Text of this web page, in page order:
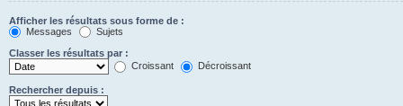
Afficher les résultats sous forme de :
Messages
Sujets
Classer les résultats par :
Croissant
Décroissant
Rechercher depuis :